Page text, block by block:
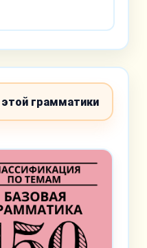
грамматики